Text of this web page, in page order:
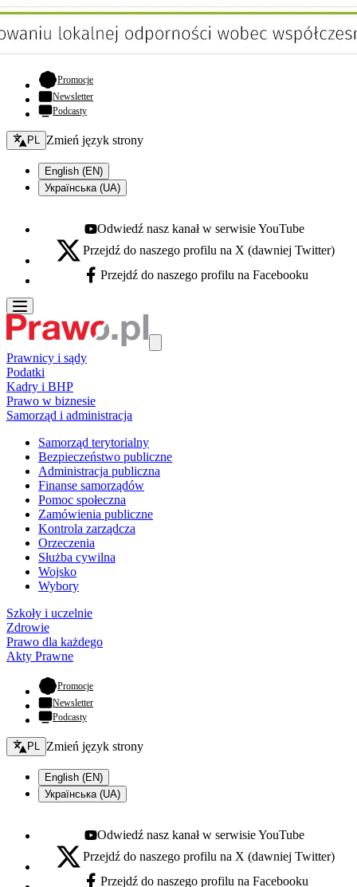
Promocje- otwiera się w nowej karcie
Newsletter
Podcasty
Zmień język - bieżący:
PL Zmień język strony
English (EN)
Українська (UA)
Youtube - otwiera się w nowej karcie
Odwiedź nasz kanał w serwisie YouTube
X - otwiera się w nowej karcie
Przejdź do naszego profilu na X (dawniej Twitter)
Facebook - otwiera się w nowej karcie
Przejdź do naszego profilu na Facebooku
Prawnicy i sądy
Podatki
Kadry i BHP
Prawo w biznesie
Samorząd i administracja
Samorząd terytorialny
Bezpieczeństwo publiczne
Administracja publiczna
Finanse samorządów
Pomoc społeczna
Zamówienia publiczne
Kontrola zarządcza
Orzeczenia
Służba cywilna
Wojsko
Wybory
Szkoły i uczelnie
Zdrowie
Prawo dla każdego
Akty Prawne
Promocje- otwiera się w nowej karcie
Newsletter
Podcasty
Zmień język - bieżący:
PL Zmień język strony
English (EN)
Українська (UA)
Youtube - otwiera się w nowej karcie
Odwiedź nasz kanał w serwisie YouTube
X - otwiera się w nowej karcie
Przejdź do naszego profilu na X (dawniej Twitter)
Przejdź do naszego profilu na Facebooku